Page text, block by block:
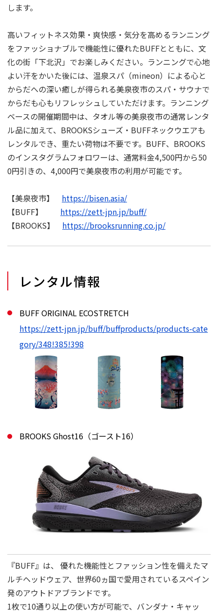
します。
高いフィットネス効果・爽快感・気分を高めるランニング
をファッショナブルで機能性に優れたBUFFとともに、文
化の街「下北沢」でお楽しみください。ランニングで心地
よい汗をかいた後には、温泉スパ（mineon）による心と
からだへの深い癒しが得られる美泉夜市のスパ・サウナで
からだも心もリフレッシュしていただけます。ランニング
ベースの開催期間中は、タオル等の美泉夜市の通常レンタ
ル品に加えて、BROOKSシューズ・BUFFネックウエアも
レンタルでき、重たい荷物は不要です。BUFF、BROOKS
のインスタグラムフォロワーは、通常料金4,500円から50
0円引きの、4,000円で美泉夜市の利用が可能です。
【美泉夜市】 https://bisen.asia/
【BUFF】 https://zett-jpn.jp/buff/
【BROOKS】 https://brooksrunning.co.jp/
レンタル情報
BUFF ORIGINAL ECOSTRETCH
https://zett-jpn.jp/buff/buffproducts/products-cate
gory/348!385!398
BROOKS Ghost16（ゴースト16）
『BUFF』は、 優れた機能性とファッション性を備えたマ
ルチヘッドウェア、世界60ヵ国で愛⽤されているスペイン
発のアウトドアブランドです。
1枚で10通り以上の使い方が可能で、バンダナ・キャッ